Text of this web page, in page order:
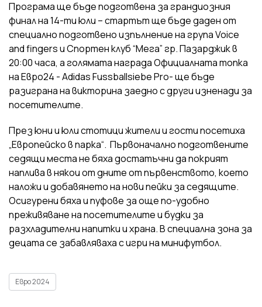
Програма ще бъде подготвена за грандиозния
финал на 14-ти юли – стартът ще бъде даден от
специално подготвено изпълнение на група Voice
and fingers и Спортен клуб “Мега” гр. Пазарджик в
20:00 часа, а голямата награда Официалната топка
на Евро24 - Adidas Fussballsiebe Pro- ще бъде
разиграна на викторина заедно с други изненади за
посетителите.
През юни и юли стотици жители и гости посетиха
„Европейско в парка“. Първоначално подготвените
седящи места не бяха достатъчни да покрият
наплива в някои от дните от първенството, което
наложи и добавянето на нови пейки за седящите.
Осигурени бяха и пуфове за още по-удобно
преживяване на посетителите и будки за
разхладителни напитки и храна. В специална зона за
децата се забавляваха с игри на минифутбол.
Евро 2024